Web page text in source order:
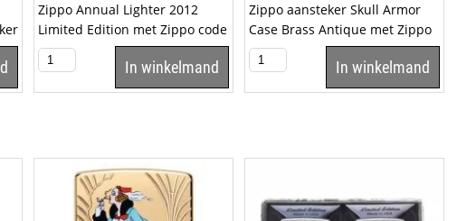
Zippo Annual Lighter 2012
Limited Edition met Zippo code
2.002.852. Dit betreft een...
In winkelmand
Zippo aansteker Skull Armor
Case Brass Antique met Zippo
code 60.004.900. Een Zippo
aansteker is...
In winkelmand